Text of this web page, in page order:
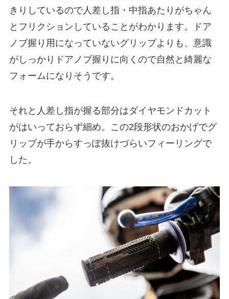
きりしているので人差し指・中指あたりがちゃん
とフリクションしていることがわかります。ドア
ノブ握り用になっていないグリップよりも、意識
がしっかりドアノブ握りに向くので自然と綺麗な
フォームになりそうです。
それと人差し指が握る部分はダイヤモンドカット
がはいっておらず細め。この2段形状のおかげでグ
リップが手からすっぽ抜けづらいフィーリングで
した。